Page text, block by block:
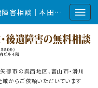
富山の弁護士による交通事故・後遺障害相談｜本田総合法律事務所
部市の呉西地区、富山市・滑川
からご依頼いただいています